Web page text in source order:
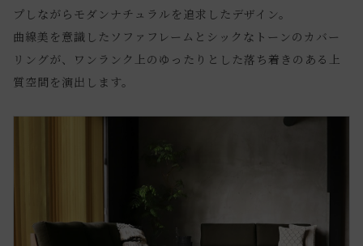
プしながらモダンナチュラルを追求したデザイン。
曲線美を意識したソファフレームとシックなトーンのカバー
リングが、ワンランク上のゆったりとした落ち着きのある上
質空間を演出します。